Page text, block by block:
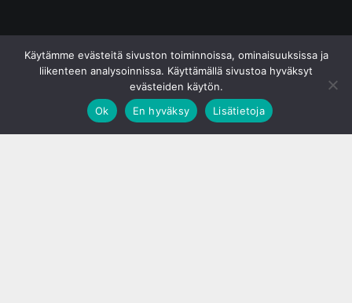
Käytämme evästeitä sivuston toiminnoissa, ominaisuuksissa ja
liikenteen analysoinnissa. Käyttämällä sivustoa hyväksyt
evästeiden käytön.
Ok
En hyväksy Lisätietoja